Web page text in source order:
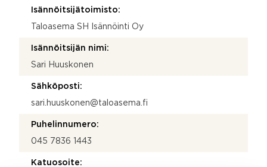
Isännöitsijätoimisto:
Taloasema SH Isännöinti Oy
Isännöitsijän nimi:
Sari Huuskonen
Sähköposti:
sari.huuskonen@taloasema.fi
Puhelinnumero:
045 7836 1443
Katuosoite: